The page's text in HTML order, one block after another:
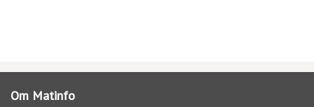
Om Matinfo